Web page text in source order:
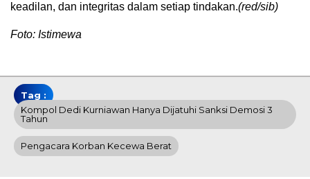
keadilan, dan integritas dalam setiap tindakan.(red/sib)
Foto: Istimewa
Tag :
Kompol Dedi Kurniawan Hanya Dijatuhi Sanksi Demosi 3
Tahun
Pengacara Korban Kecewa Berat